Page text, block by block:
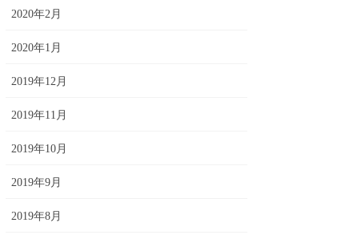
2020年2月
2020年1月
2019年12月
2019年11月
2019年10月
2019年9月
2019年8月